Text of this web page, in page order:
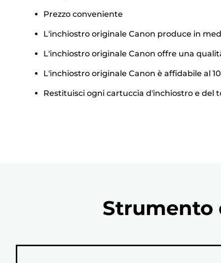
Prezzo conveniente
L'inchiostro originale Canon produce in
L'inchiostro originale Canon offre una
L'inchiostro originale Canon è affidabile al
Restituisci ogni cartuccia d'inchiostro e del
Strumento